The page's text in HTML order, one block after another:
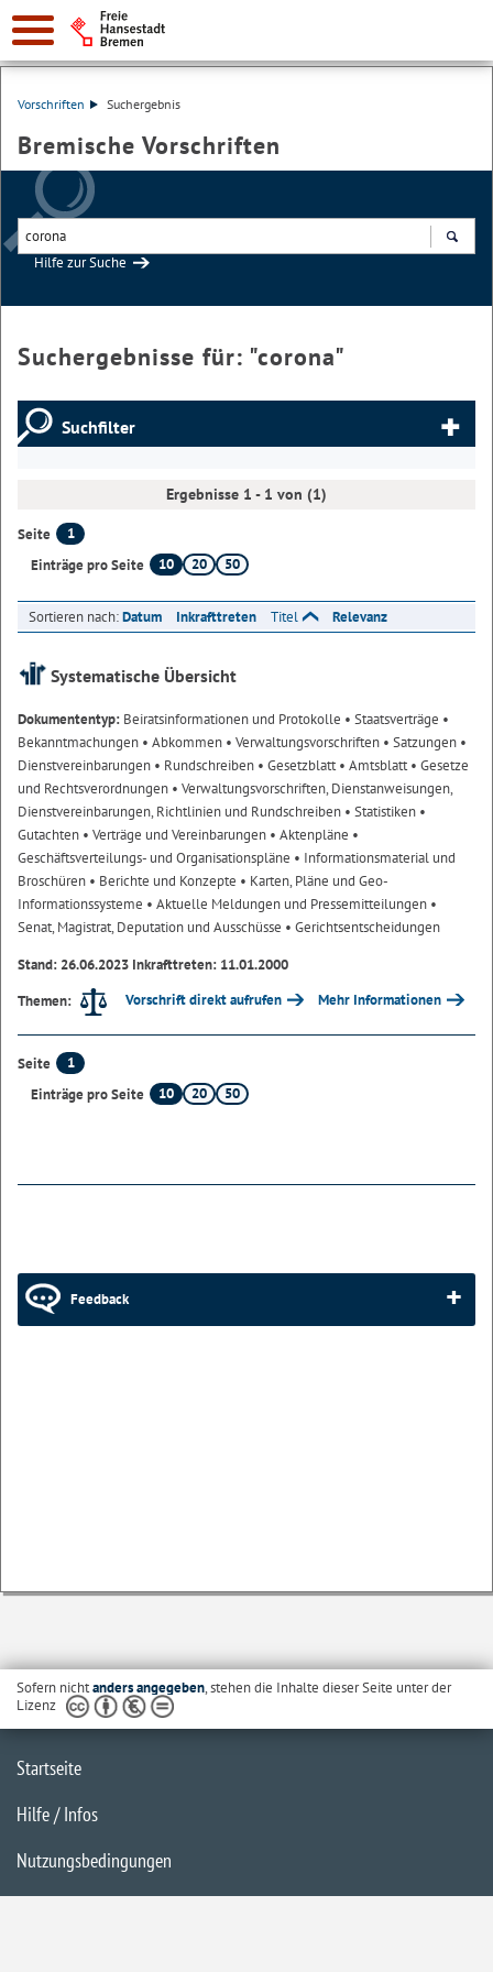
Vorschriften Suchergebnis
Bremische Vorschriften
Hilfe zur Suche
Suchergebnisse für: "corona"
Suchfilter
Ergebnisse 1 - 1 von (1)
Seite
1
Einträge pro Seite
10 20 50
Sortieren nach:Datum Inkrafttreten Titel Relevanz
Systematische Übersicht
Dokumententyp: Beiratsinformationen und Protokolle • Staatsverträge •
Bekanntmachungen • Abkommen • Verwaltungsvorschriften • Satzungen •
Dienstvereinbarungen • Rundschreiben • Gesetzblatt• Amtsblatt• Gesetze
und Rechtsverordnungen • Verwaltungsvorschriften, Dienstanweisungen,
Dienstvereinbarungen, Richtlinien und Rundschreiben • Statistiken •
Gutachten • Verträge und Vereinbarungen • Aktenpläne •
Geschäftsverteilungs- und Organisationspläne • Informationsmaterial und
Broschüren • Berichte und Konzepte • Karten, Pläne und Geo-
Informationssysteme • Aktuelle Meldungen und Pressemitteilungen •
Senat, Magistrat, Deputation und Ausschüsse • Gerichtsentscheidungen
Stand: 26.06.2023 Inkrafttreten: 11.01.2000
Themen:
Vorschrift direkt aufrufen Mehr Informationen
Seite
1
Einträge pro Seite
10 20 50
Feedback
Sofern nichtanders angegeben, stehen die Inhalte dieser Seite unter der
Lizenz
Startseite
Hilfe / Infos
Nutzungsbedingungen